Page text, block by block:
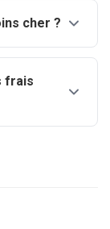
cher ?
frais